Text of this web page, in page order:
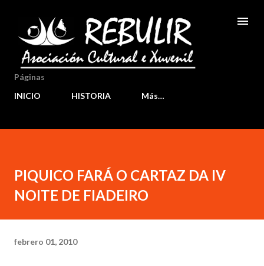
Ir al contenido principal
Páginas
INICIO
HISTORIA Más…
PIQUICO FARÁ O CARTAZ DA IV
NOITE DE FIADEIRO
febrero 01, 2010